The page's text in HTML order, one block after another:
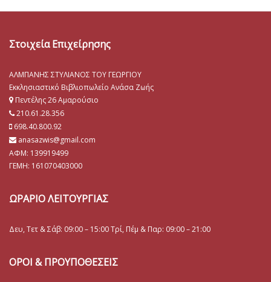
Στοιχεία Επιχείρησης
ΑΛΜΠΑΝΗΣ ΣΤΥΛΙΑΝΟΣ ΤΟΥ ΓΕΩΡΓΙΟΥ
Εκκλησιαστικό Βιβλιοπωλείο Ανάσα Ζωής
Πεντέλης 26 Αμαρούσιο
210.61.28.356
698.40.800.92
anasazwis@gmail.com
ΑΦΜ: 139919499
ΓΕΜΗ: 161070403000
ΩΡΑΡΙΟ ΛΕΙΤΟΥΡΓΙΑΣ
Δευ, Τετ & Σάβ: 09:00 – 15:00 Τρί, Πέμ & Παρ: 09:00 – 21:00
ΟΡΟΙ & ΠΡΟΥΠΟΘΕΣΕΙΣ